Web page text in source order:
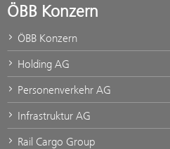
ÖBB Konzern
ÖBB Konzern
Holding AG
Personenverkehr AG
Infrastruktur AG
Rail Cargo Group